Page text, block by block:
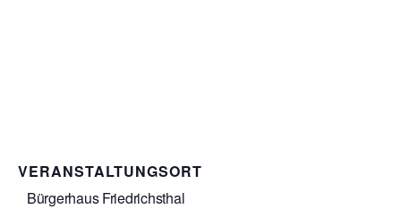
VERANSTALTUNGSORT
Bürgerhaus Friedrichsthal